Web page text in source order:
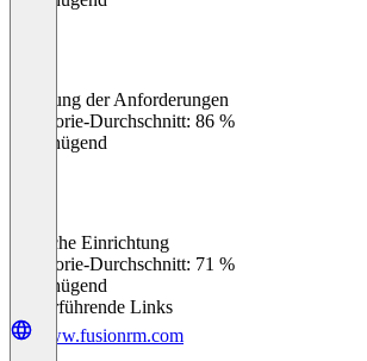
Erfüllung der Anforderungen
Kategorie-Durchschnitt: 86 %
Ungenügend
Einfache Einrichtung
Kategorie-Durchschnitt: 71 %
Ungenügend
Weiterführende Links
www.fusionrm.com